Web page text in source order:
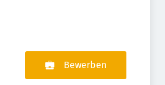
Bewerben